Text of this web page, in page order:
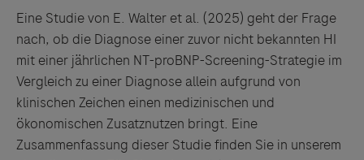
Eine Studie von E. Walter et al. (2025) geht der Frage
nach, ob die Diagnose einer zuvor nicht bekannten HI
mit einer jährlichen NT-proBNP-Screening-Strategie im
Vergleich zu einer Diagnose allein aufgrund von
klinischen Zeichen einen medizinischen und
ökonomischen Zusatznutzen bringt. Eine
Zusammenfassung dieser Studie finden Sie in unserem